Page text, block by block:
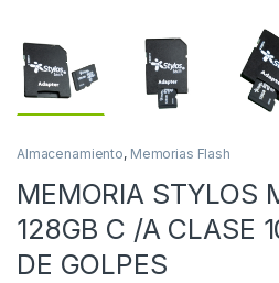
Almacenamiento, Memorias Flash
MEMORIA STYLOS
128GB C /A CLASE
DE GOLPES